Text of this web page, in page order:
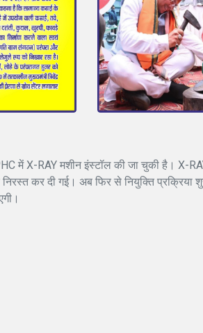
में X-RAY मशीन इंस्टॉल की जा चुकी है। X-
कर दी गई। अब फिर से नियुक्ति प्रक्रिया